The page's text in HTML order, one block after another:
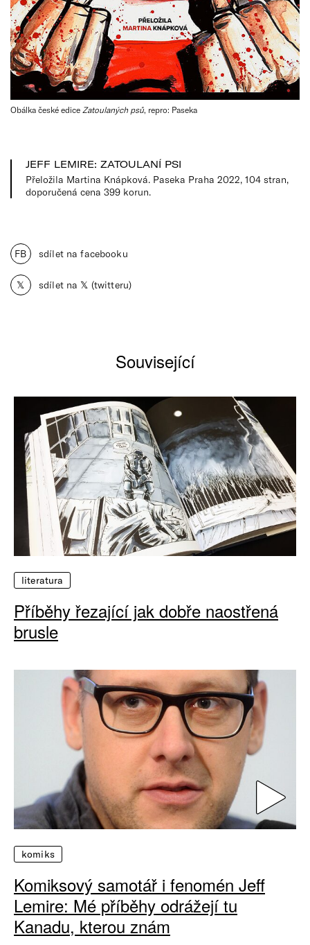
Obálka české edice Zatoulaných psů, repro: Paseka
JEFF LEMIRE: ZATOULANÍ PSI
Přeložila Martina Knápková. Paseka Praha 2022, 104 stran,
doporučená cena 399 korun.
FB sdílet na facebooku
𝕏 sdílet na 𝕏 (twitteru)
Související
literatura
Příběhy řezající jak dobře naostřená
brusle
komiks
Komiksový samotář i fenomén Jeff
Lemire: Mé příběhy odrážejí tu
Kanadu, kterou znám